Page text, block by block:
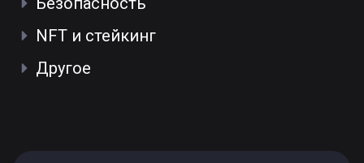
NFT и стейкинг
Другое